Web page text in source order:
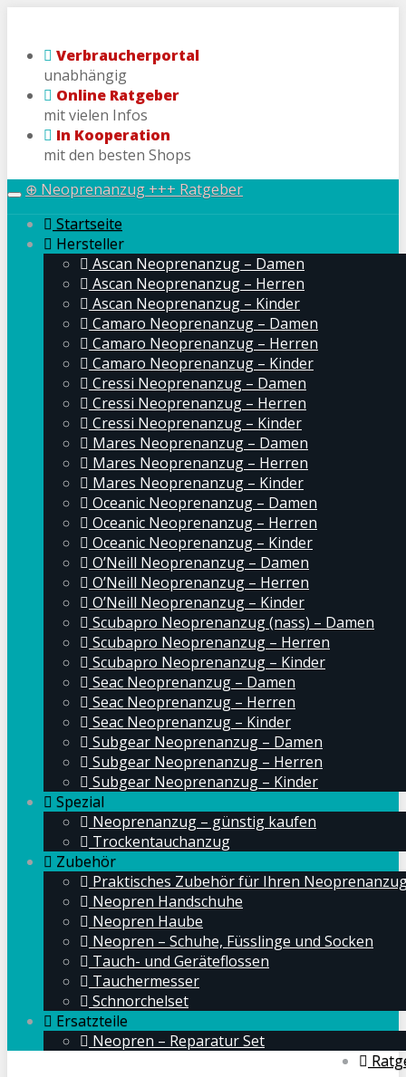
main
content
Verbraucherportal
unabhängig
Online Ratgeber
mit vielen Infos
In Kooperation
mit den besten Shops
Toggle
navigation
⊕ Neoprenanzug +++ Ratgeber
Startseite
Hersteller
Ascan Neoprenanzug – Damen
Ascan Neoprenanzug – Herren
Ascan Neoprenanzug – Kinder
Camaro Neoprenanzug – Damen
Camaro Neoprenanzug – Herren
Camaro Neoprenanzug – Kinder
Cressi Neoprenanzug – Damen
Cressi Neoprenanzug – Herren
Cressi Neoprenanzug – Kinder
Mares Neoprenanzug – Damen
Mares Neoprenanzug – Herren
Mares Neoprenanzug – Kinder
Oceanic Neoprenanzug – Damen
Oceanic Neoprenanzug – Herren
Oceanic Neoprenanzug – Kinder
O’Neill Neoprenanzug – Damen
O’Neill Neoprenanzug – Herren
O’Neill Neoprenanzug – Kinder
Scubapro Neoprenanzug (nass) – Damen
Scubapro Neoprenanzug – Herren
Scubapro Neoprenanzug – Kinder
Seac Neoprenanzug – Damen
Seac Neoprenanzug – Herren
Seac Neoprenanzug – Kinder
Subgear Neoprenanzug – Damen
Subgear Neoprenanzug – Herren
Subgear Neoprenanzug – Kinder
Spezial
Neoprenanzug – günstig kaufen
Trockentauchanzug
Zubehör
Praktisches Zubehör für Ihren
Neopren Handschuhe
Neopren Haube
Neopren – Schuhe, Füsslinge und Socken
Tauch- und Geräteflossen
Tauchermesser
Schnorchelset
Ersatzteile
Neopren – Reparatur Set